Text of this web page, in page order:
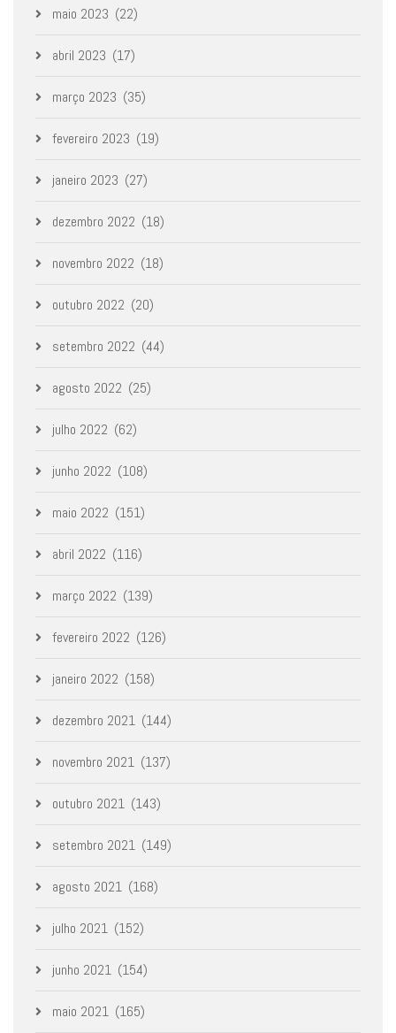
maio 2023 (22)
abril 2023 (17)
março 2023 (35)
fevereiro 2023 (19)
janeiro 2023 (27)
dezembro 2022 (18)
novembro 2022 (18)
outubro 2022 (20)
setembro 2022 (44)
agosto 2022 (25)
julho 2022 (62)
junho 2022 (108)
maio 2022 (151)
abril 2022 (116)
março 2022 (139)
fevereiro 2022 (126)
janeiro 2022 (158)
dezembro 2021 (144)
novembro 2021 (137)
outubro 2021 (143)
setembro 2021 (149)
agosto 2021 (168)
julho 2021 (152)
junho 2021 (154)
maio 2021 (165)